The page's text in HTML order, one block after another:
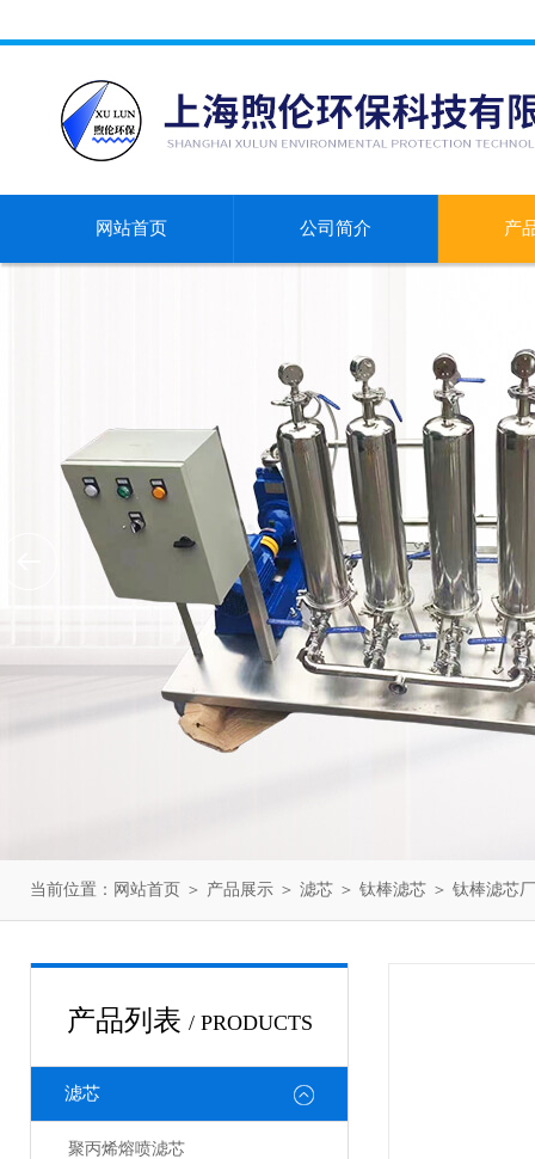
网站首页 公司简介 产
当前位置： 网站首页 ＞ 产品展示 ＞ 滤芯 ＞ 钛棒滤芯 ＞ 钛棒滤芯
产品列表 / PRODUCTS
滤芯
聚丙烯熔喷滤芯